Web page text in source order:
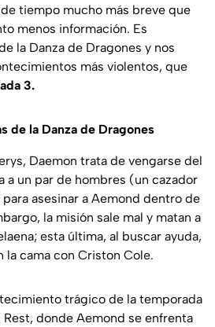
tiempo mucho más breve que
menos información. Es
la Danza de Dragones y nos
más violentos, que
3.
de la Danza de Dragones
Daemon trata de vengarse del
a un par de hombres (un cazador
asesinar a Aemond dentro de
la misión sale mal y matan a
esta última, al buscar ayuda,
la cama con Criston Cole.
trágico de la temporada
Rest, donde Aemond se enfrenta